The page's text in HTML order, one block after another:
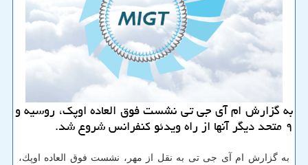
به گزارش ام آی جی تی نشست فوق العاده اوپك، روسیه و
۹ متحد دیگر آنها از راه ویدئو كنفرانس شروع شد.
به گزارش ام آی جی تی به نقل از مهر، نشست فوق العاده اوپك،